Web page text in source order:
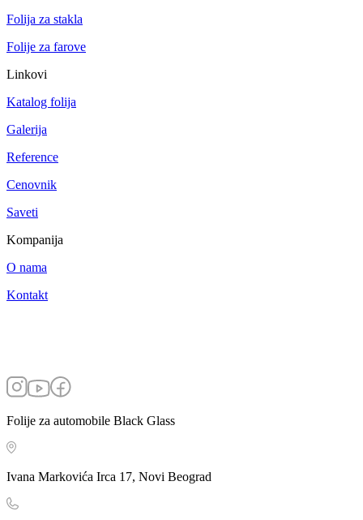
Folija za stakla
Folije za farove
Linkovi
Katalog folija
Galerija
Reference
Cenovnik
Saveti
Kompanija
O nama
Kontakt
Folije za automobile Black Glass
Ivana Markovića Irca 17, Novi Beograd